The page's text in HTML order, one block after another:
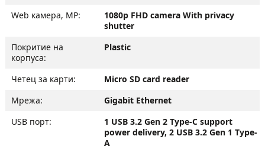
Web камера, MP:
1080p FHD camera With privacy
shutter
Покритие на
корпуса:
Plastic
Четец за карти:
Micro SD card reader
Мрежа:
Gigabit Ethernet
USB порт:
1 USB 3.2 Gen 2 Type-C support
power delivery, 2 USB 3.2 Gen 1 Type-
A